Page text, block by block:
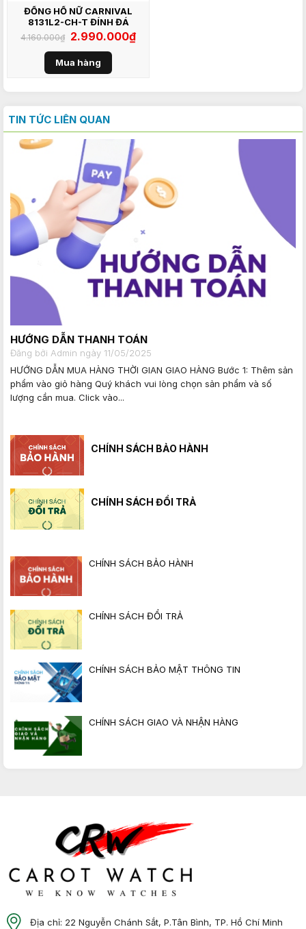
ĐỒNG HỒ NỮ CARNIVAL
8131L2-CH-T ĐÍNH ĐÁ
4.160.000₫ Giá
gốc
là:
4.160.000₫.
2.990.000₫Giá
hiện
Mua hàng
TIN TỨC LIÊN QUAN
HƯỚNG DẪN THANH TOÁN
Đăng bởi Admin ngày 11/05/2025
HƯỚNG DẪN MUA HÀNG THỜI GIAN GIAO HÀNG Bước 1: Thêm sản
phẩm vào giỏ hàng Quý khách vui lòng chọn sản phẩm và số
lượng cần mua. Click vào...
CHÍNH SÁCH BẢO HÀNH
CHÍNH SÁCH ĐỔI TRẢ
CHÍNH SÁCH BẢO HÀNH
CHÍNH SÁCH ĐỔI TRẢ
CHÍNH SÁCH BẢO MẬT THÔNG TIN
CHÍNH SÁCH GIAO VÀ NHẬN HÀNG
Địa chỉ: 22 Nguyễn Chánh Sắt, P.Tân Bình, TP. Hồ Chí Minh